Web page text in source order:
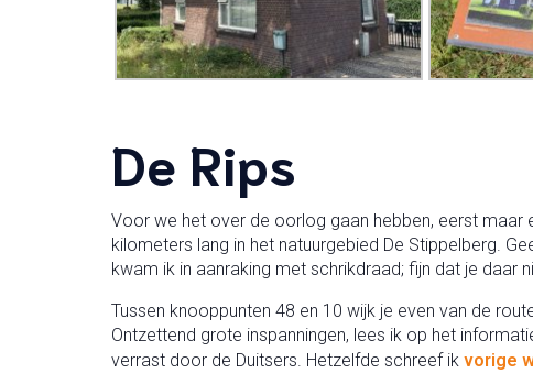
De Rips
Voor we het over de oorlog gaan hebben, eerst maar
kilometers lang in het natuurgebied De Stippelberg.
kwam ik in aanraking met schrikdraad; fijn dat je daar
Tussen knooppunten 48 en 10 wijk je even van de
Ontzettend grote inspanningen, lees ik op het
verrast door de Duitsers. Hetzelfde schreef ik vorige